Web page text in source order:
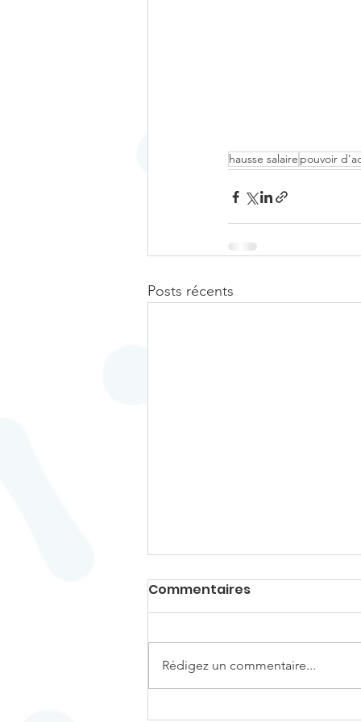
hausse salaire pouvoir
Posts récents
RCP / RCI : plus de
Commentaires
Rédigez un commentaire...